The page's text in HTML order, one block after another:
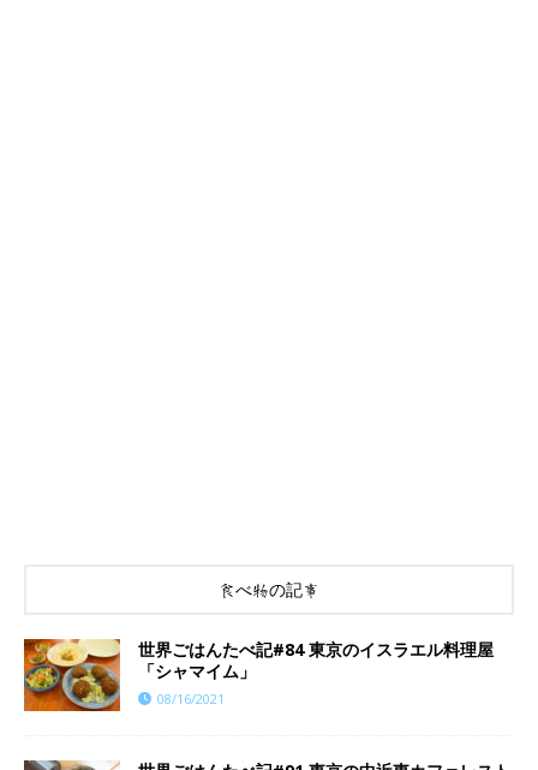
食べ物の記事
世界ごはんたべ記#84 東京のイスラエル料理屋
「シャマイム」
08/16/2021